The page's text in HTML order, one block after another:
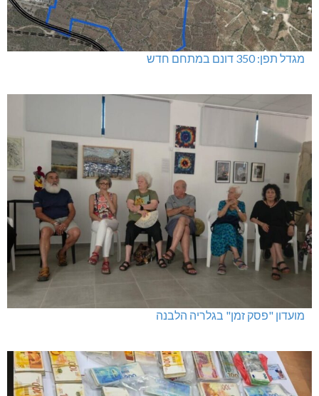
מגדל תפן: 350 דונם במתחם חדש
מועדון "פסק זמן" בגלריה הלבנה